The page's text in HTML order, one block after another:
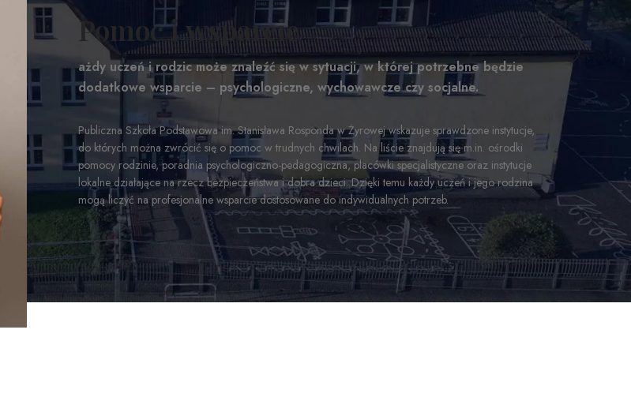
Pomoc i wsparcie
ażdy uczeń i rodzic może znaleźć się w sytuacji, w której potrzebne będzie
dodatkowe wsparcie – psychologiczne, wychowawcze czy socjalne.
Publiczna Szkoła Podstawowa im. Stanisława Rosponda w Żyrowej wskazuje sprawdzone instytucje,
do których można zwrócić się o pomoc w trudnych chwilach. Na liście znajdują się m.in. ośrodki
pomocy rodzinie, poradnia psychologiczno-pedagogiczna, placówki specjalistyczne oraz instytucje
lokalne działające na rzecz bezpieczeństwa i dobra dzieci. Dzięki temu każdy uczeń i jego rodzina
mogą liczyć na profesjonalne wsparcie dostosowane do indywidualnych potrzeb.